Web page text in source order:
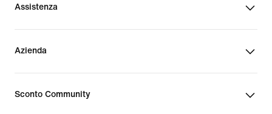
Assistenza
Azienda
Sconto Community